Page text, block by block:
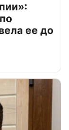
ее до